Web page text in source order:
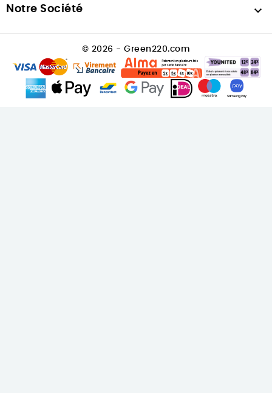
Notre Société 
© 2026 - Green220.com